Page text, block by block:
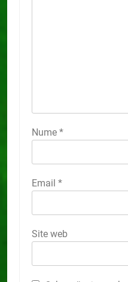
Nume *
Email *
Site web